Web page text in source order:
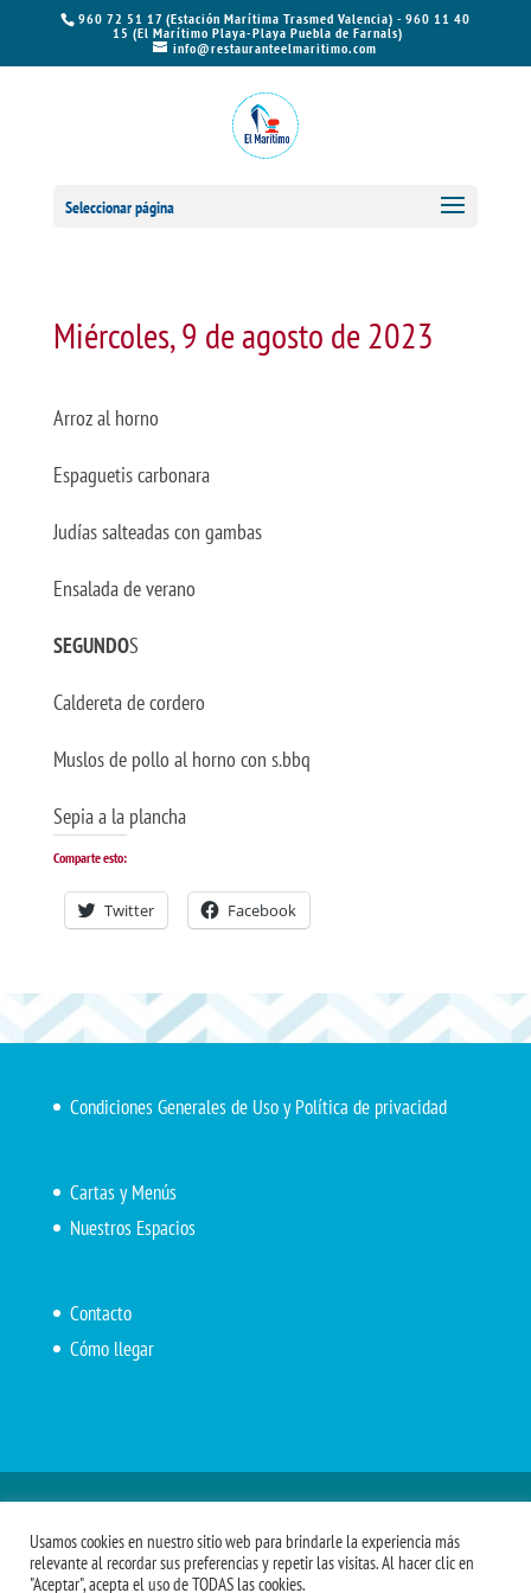
960 72 51 17 (Estación Marítima Trasmed Valencia) - 960 11 40
15 (El Marítimo Playa-Playa Puebla de Farnals)
info@restauranteelmaritimo.com
Seleccionar página
Miércoles, 9 de agosto de 2023
Arroz al horno
Espaguetis carbonara
Judías salteadas con gambas
Ensalada de verano
SEGUNDOS
Caldereta de cordero
Muslos de pollo al horno con s.bbq
Sepia a la plancha
Comparte esto:
Twitter Facebook
Condiciones Generales de Uso y Política de privacidad
Cartas y Menús
Nuestros Espacios
Contacto
Cómo llegar
Menús Grupos 2023 Menú APV Encarga tu almuerzo
Comidas APM
Usamos cookies en nuestro sitio web para brindarle la experiencia más
relevante al recordar sus preferencias y repetir las visitas. Al hacer clic en
"Aceptar", acepta el uso de TODAS las cookies.